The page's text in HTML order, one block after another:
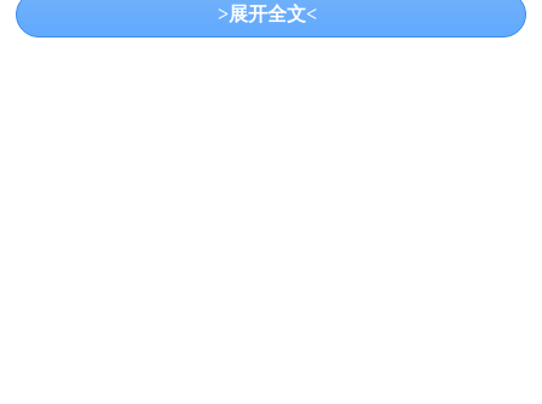
3、欧莱雅清润葡萄籽精华膜力水
>展开全文<